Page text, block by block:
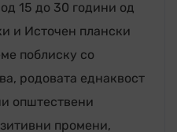
15 до 30 години од
и Источен плански
поблиску со
родовата еднаквост
општествени
промени,